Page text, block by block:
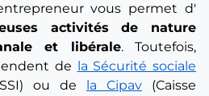
vous permet d'
activités de nature
et libérale. Toutefois,
de
la Sécurité sociale
ou de la Cipav (Caisse